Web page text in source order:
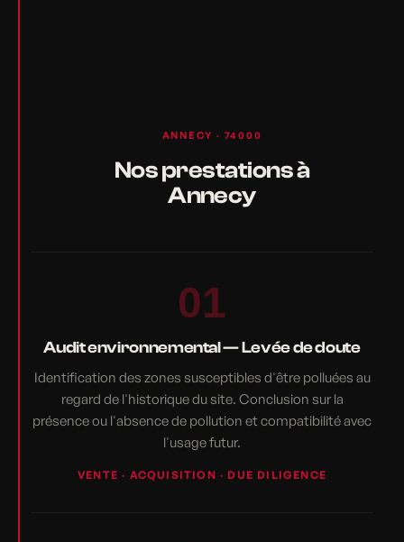
ANNECY · 74000
Nos prestations à
Annecy
01
Audit environnemental — Levée de doute
Identification des zones susceptibles d'être polluées au
regard de l'historique du site. Conclusion sur la
présence ou l'absence de pollution et compatibilité avec
l'usage futur.
VENTE · ACQUISITION · DUE DILIGENCE